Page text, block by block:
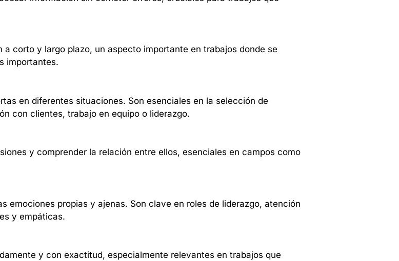
corto y largo plazo, un aspecto importante en trabajos donde se
importantes.
en diferentes situaciones. Son esenciales en la selección de
con clientes, trabajo en equipo o liderazgo.
y comprender la relación entre ellos, esenciales en campos como
emociones propias y ajenas. Son clave en roles de liderazgo, atención
y empáticas.
y con exactitud, especialmente relevantes en trabajos que